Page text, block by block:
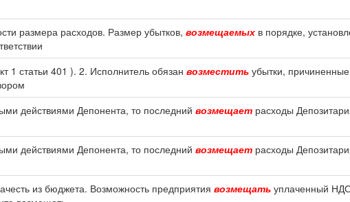
размера расходов. Размер убытков, возмещаемых в порядке,
1 статьи 401 ). 2. Исполнитель обязан возместить убытки,
действиями Депонента, то последний возмещает расходы
действиями Депонента, то последний возмещает расходы
из бюджета. Возможность предприятия возмещать уплаченный